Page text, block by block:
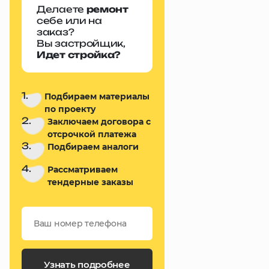
Делаете ремонт
себе или на
заказ?
Вы застройщик,
Идет стройка?
1.
Подбираем материалы
по проекту
2.
Заключаем договора с
отсрочкой платежа
3. Подбираем аналоги
4.
Рассматриваем
тендерные заказы
Узнать подробнее